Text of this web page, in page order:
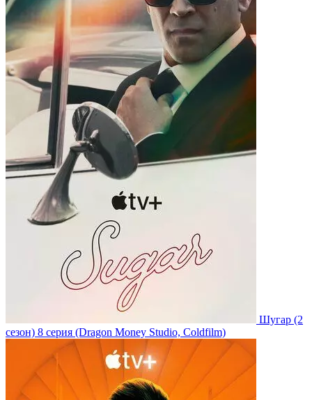
Шугар (2
сезон) 8 серия (Dragon Money Studio, Coldfilm)